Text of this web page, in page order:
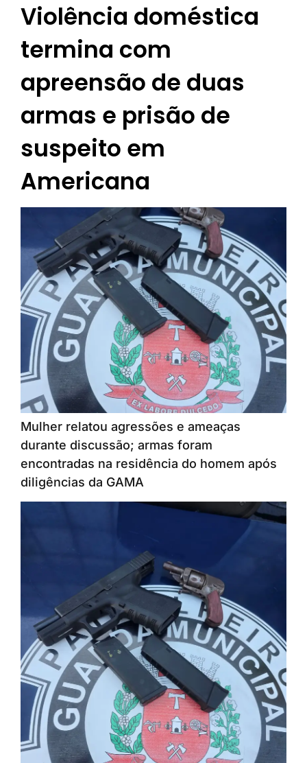
Violência doméstica
termina com
apreensão de duas
armas e prisão de
suspeito em
Americana
Mulher relatou agressões e ameaças
durante discussão; armas foram
encontradas na residência do homem após
diligências da GAMA